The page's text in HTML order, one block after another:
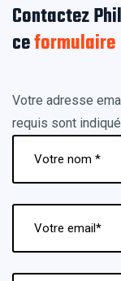
Contactez
ceformulaire
Votre adresse
requis sont